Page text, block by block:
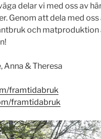
delar vi med oss av
Genom att dela med
och matproduktion
Anna & Theresa
framtidabruk
framtidabruk